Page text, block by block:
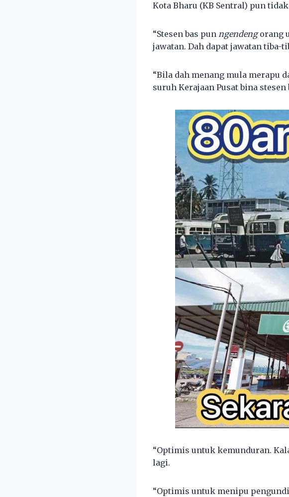
Kota Bharu (KB Sentral) pun
“Stesen bas pun ngendengorang
jawatan. Dah dapat jawatan tiba-
“Bila dah menang mula merapu
suruh Kerajaan Pusat bina stesen
“Optimis untuk kemunduran.
lagi.
“Optimis untuk menipu